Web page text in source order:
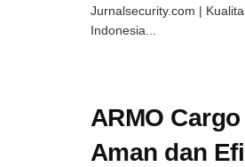
Jurnalsecurity.com |
Indonesia...
ARMO
Aman dan